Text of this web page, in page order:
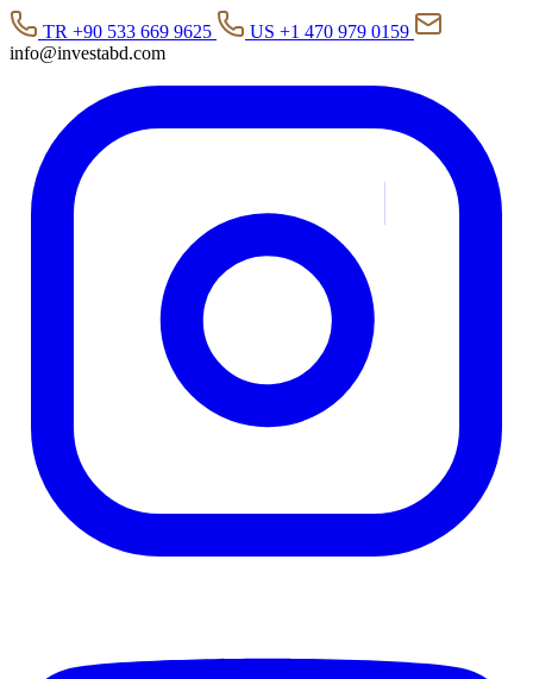
TR +90 533 669 9625
US +1 470 979 0159
info@investabd.com